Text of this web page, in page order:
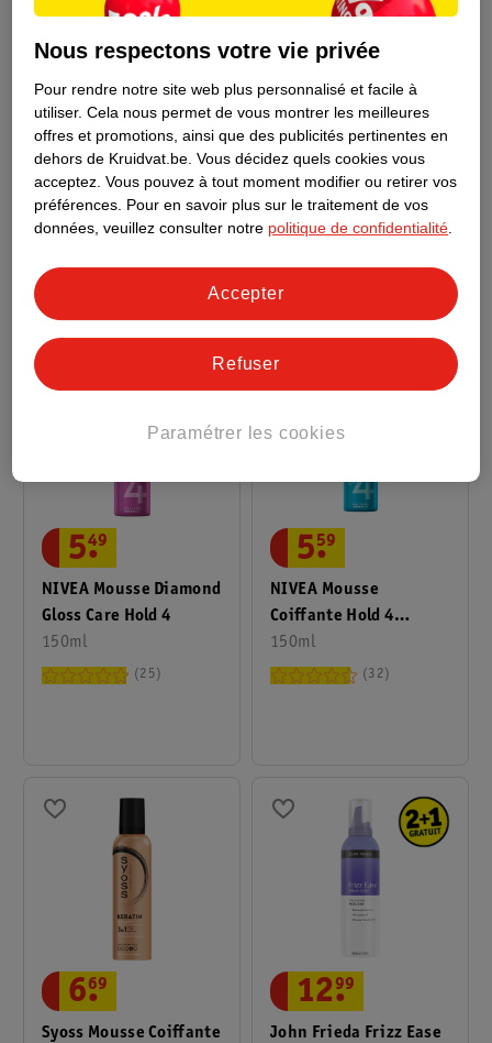
Wella New Wave Boost
It Volume Mousse Pour
Cheveux
200ml
6.
35
38
Syoss Mousse Coiffante
Max Hold 5
250ml
6.
69
13
NIVEA Mousse Diamond
Gloss Care Hold 4
150ml
5.
49
25
NIVEA Mousse
Coiffante Hold 4
Volume Care
150ml
5.
59
32
Syoss Mousse Coiffante
6.
69
John Frieda Frizz Ease
12.
99
Nous respectons votre vie privée
Pour rendre notre site web plus personnalisé et facile à
utiliser. Cela nous permet de vous montrer les meilleures
offres et promotions, ainsi que des publicités pertinentes en
dehors de Kruidvat.be. Vous décidez quels cookies vous
acceptez. Vous pouvez à tout moment modifier ou retirer vos
préférences. Pour en savoir plus sur le traitement de vos
données, veuillez consulter notre politique de confidentialité
Paramétrer les cookies
Refuser
Accepter